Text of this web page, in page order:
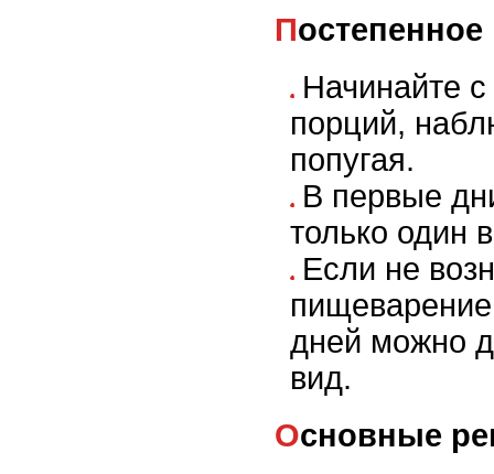
Начинайте
порций,
попугая.
В первые
только один
Если не
дней можно
вид.
Основные